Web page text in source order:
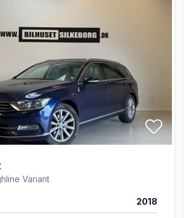
Variant
2018